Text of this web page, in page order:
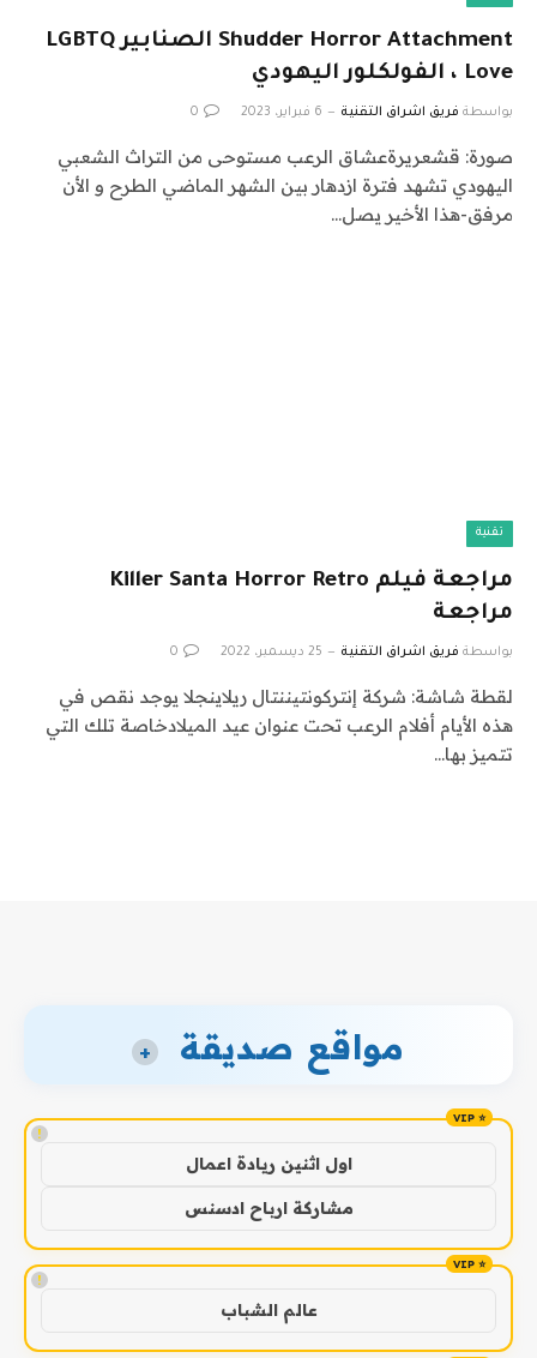
Shudder Horror Attachment الصنابير LGBTQ
Love ، الفولكلور اليهودي
بواسطة فريق اشراق التقنية 6 فبراير، 2023 0
صورة: قشعريرةعشاق الرعب مستوحى من التراث الشعبي
اليهودي تشهد فترة ازدهار بين الشهر الماضي الطرح و الأن
مرفق-هذا الأخير يصل…
تقنية
مراجعة فيلم Killer Santa Horror Retro
مراجعة
بواسطة فريق اشراق التقنية 25 ديسمبر، 2022 0
لقطة شاشة: شركة إنتركونتيننتال ريلاينجلا يوجد نقص في
هذه الأيام أفلام الرعب تحت عنوان عيد الميلادخاصة تلك التي
تتميز بها…
مواقع صديقة +
!
اول اثنين ريادة اعمال
مشاركة ارباح ادسنس
!
عالم الشباب